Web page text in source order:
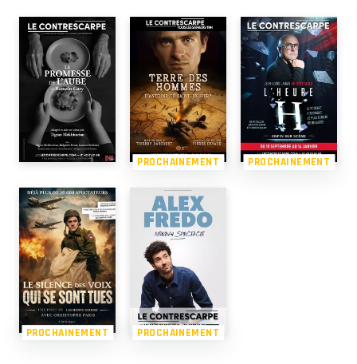
PROCHAINEMENT PROCHAINEMENT
PROCHAINEMENT PROCHAINEMENT